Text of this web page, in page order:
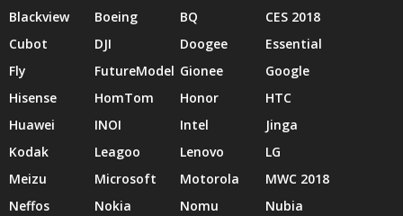
Blackview
Boeing BQ
CES 2018
Cubot
DJI Doogee
Essential
Fly
FutureModel Gionee
Google
Hisense
HomTom Honor
HTC
Huawei
INOI Intel
Jinga
Kodak
Leagoo Lenovo
LG
Meizu
Microsoft Motorola
MWC 2018
Neffos
Nokia Nomu
Nubia